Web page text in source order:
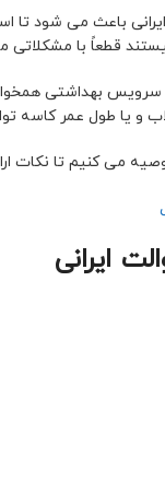
باعث می شود تا
قطعاً با مشکلاتی
سرویس بهداشتی
و یا طول عمر کاسه
می کنیم تا نکات
ایرانی